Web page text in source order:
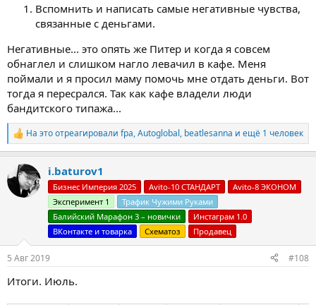
Вспомнить и написать самые негативные чувства,
связанные с деньгами.
Негативные... это опять же Питер и когда я совсем
обнаглел и слишком нагло левачил в кафе. Меня
поймали и я просил маму помочь мне отдать деньги. Вот
тогда я пересрался. Так как кафе владели люди
бандитского типажа...
Р
е
ц
и
На это отреагировали fpa,Autoglobal, beatlesanna и ещё 1 человек
i.baturov1
Бизнес Империя 2025 Avito-10 СТАНДАРТ
Avito-8 ЭКОНОМ
Эксперимент 1
Трафик Чужими Руками
Балийский Марафон 3 – новички
Инстаграм 1.0
ВКонтакте и товарка
Схематоз Продавец
5 Авг 2019 #108
Итоги. Июль.